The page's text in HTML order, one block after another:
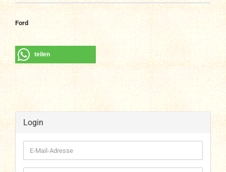
Ford
teilen
Login
E-
Mail-
Adresse